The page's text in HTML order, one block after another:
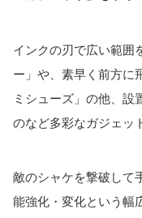
インクの刃で広い範囲
ー」や、素早く前方に
ミシューズ」の他、設
のなど多彩なガジェッ
敵のシャケを撃破して
能強化・変化という幅